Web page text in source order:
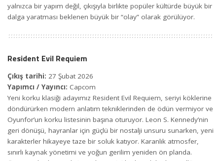
yalnızca bir yapım değil, çıkışıyla birlikte popüler kültürde büyük bir
dalga yaratması beklenen büyük bir “olay” olarak görülüyor.
Resident Evil Requiem
Çıkış tarihi: 27 Şubat 2026
Yapımcı / Yayıncı: Capcom
Yeni korku klasiği adayımız Resident Evil Requiem, seriyi köklerine
döndürürken modern anlatım tekniklerinden de ödün vermiyor ve
Oyunfor’un korku listesinin başına oturuyor. Leon S. Kennedy’nin
geri dönüşü, hayranlar için güçlü bir nostalji unsuru sunarken, yeni
karakterler hikayeye taze bir soluk katıyor. Karanlık atmosfer,
sınırlı kaynak yönetimi ve yoğun gerilim yeniden ön planda.